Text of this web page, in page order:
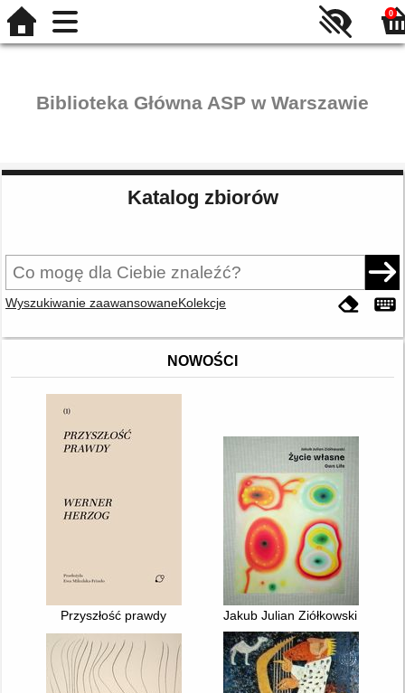
0
Biblioteka Główna ASP w Warszawie
Katalog zbiorów
Wyszukiwanie zaawansowaneKolekcje
NOWOŚCI
Przyszłość prawdy Jakub Julian Ziółkowski : życie